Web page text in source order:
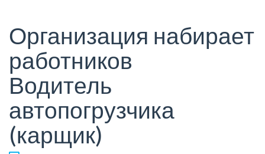
Организация набирает
работников
Водитель
автопогрузчика
(карщик)